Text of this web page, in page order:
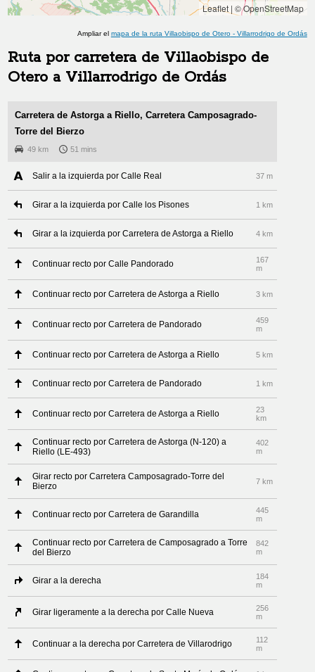
Leaflet| © OpenStreetMap
Ampliar el mapa de la ruta Villaobispo de Otero- Villarrodrigo de Ordás
Ruta por carretera de Villaobispo de
Otero a Villarrodrigo de Ordás
Carretera de Astorga a Riello, Carretera Camposagrado-
Torre del Bierzo
49 km 51 mins
Salir a la izquierda por Calle Real 37 m
Girar a la izquierda por Calle los Pisones 1 km
Girar a la izquierda por Carretera de Astorga a Riello 4 km
Continuar recto por Calle Pandorado
167
m
Continuar recto por Carretera de Astorga a Riello 3 km
Continuar recto por Carretera de Pandorado
459
m
Continuar recto por Carretera de Astorga a Riello 5 km
Continuar recto por Carretera de Pandorado 1 km
Continuar recto por Carretera de Astorga a Riello
23
km
Continuar recto por Carretera de Astorga (N-120) a
Riello (LE-493)
402
m
Girar recto por Carretera Camposagrado-Torre del
Bierzo
7 km
Continuar recto por Carretera de Garandilla
445
m
Continuar recto por Carretera de Camposagrado a Torre
del Bierzo
842
m
Girar a la derecha
184
m
Girar ligeramente a la derecha por Calle Nueva
256
m
Continuar a la derecha por Carretera de Villarodrigo
112
m